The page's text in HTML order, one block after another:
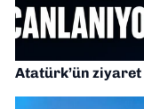
Atatürk’ün